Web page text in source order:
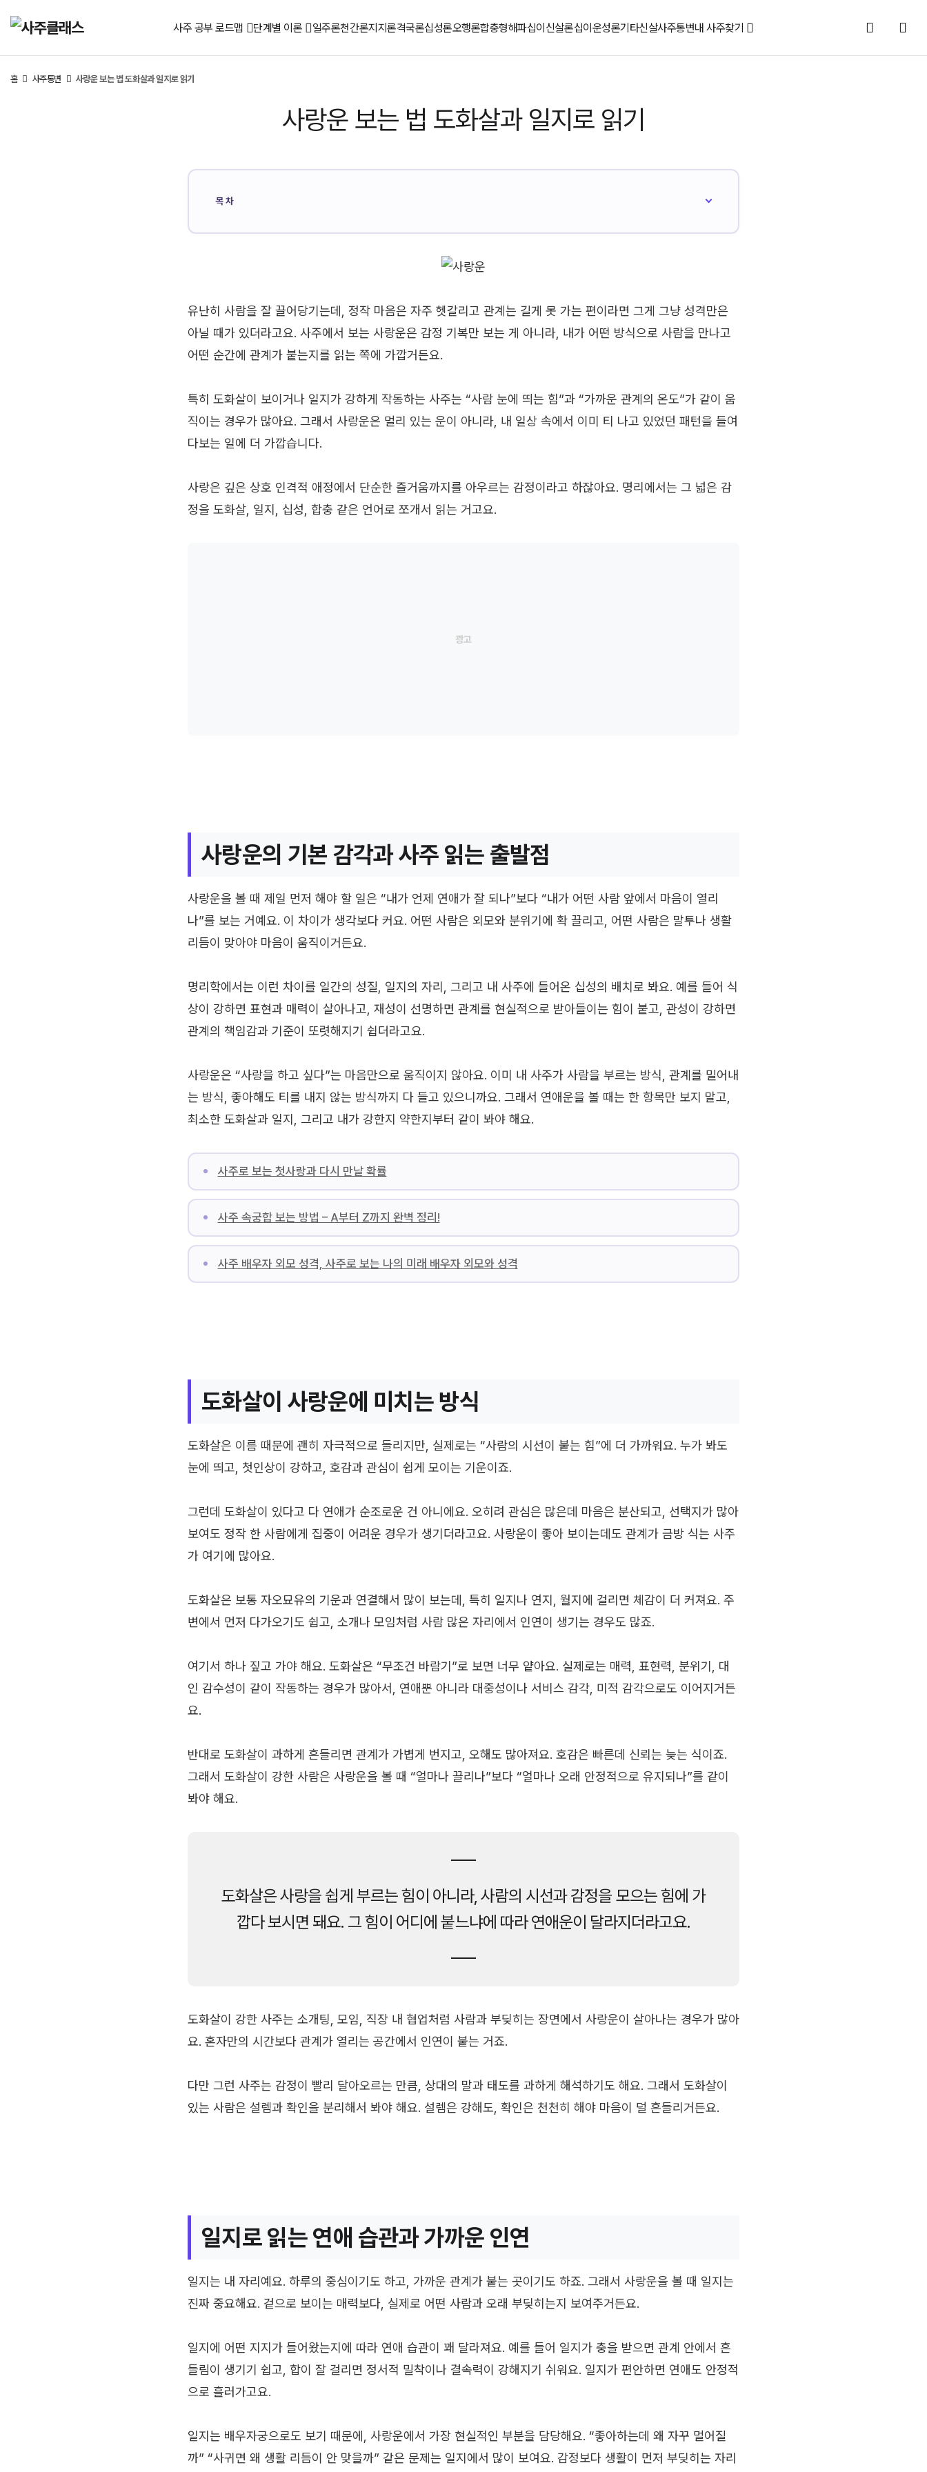
사주 공부 로드맵 단계별 이론 일주론천간론지지론격국론십성론오행론합충형해파십이신살론십이운성론기타신살사주통변내 사주찾기
홈 사주통변 사랑운 보는 법 도화살과 일지로 읽기
사랑운 보는 법 도화살과 일지로 읽기
목차
유난히 사람을 잘 끌어당기는데, 정작 마음은 자주 헷갈리고 관계는 길게 못 가는 편이라면 그게 그냥 성격만은
아닐 때가 있더라고요. 사주에서 보는 사랑운은 감정 기복만 보는 게 아니라, 내가 어떤 방식으로 사람을 만나고
어떤 순간에 관계가 붙는지를 읽는 쪽에 가깝거든요.
특히 도화살이 보이거나 일지가 강하게 작동하는 사주는 “사람 눈에 띄는 힘”과 “가까운 관계의 온도”가 같이 움
직이는 경우가 많아요. 그래서 사랑운은 멀리 있는 운이 아니라, 내 일상 속에서 이미 티 나고 있었던 패턴을 들여
다보는 일에 더 가깝습니다.
사랑은 깊은 상호 인격적 애정에서 단순한 즐거움까지를 아우르는 감정이라고 하잖아요. 명리에서는 그 넓은 감
정을 도화살, 일지, 십성, 합충 같은 언어로 쪼개서 읽는 거고요.
사랑운의 기본 감각과 사주 읽는 출발점
사랑운을 볼 때 제일 먼저 해야 할 일은 “내가 언제 연애가 잘 되나”보다 “내가 어떤 사람 앞에서 마음이 열리
나”를 보는 거예요. 이 차이가 생각보다 커요. 어떤 사람은 외모와 분위기에 확 끌리고, 어떤 사람은 말투나 생활
리듬이 맞아야 마음이 움직이거든요.
명리학에서는 이런 차이를 일간의 성질, 일지의 자리, 그리고 내 사주에 들어온 십성의 배치로 봐요. 예를 들어 식
상이 강하면 표현과 매력이 살아나고, 재성이 선명하면 관계를 현실적으로 받아들이는 힘이 붙고, 관성이 강하면
관계의 책임감과 기준이 또렷해지기 쉽더라고요.
사랑운은 “사랑을 하고 싶다”는 마음만으로 움직이지 않아요. 이미 내 사주가 사람을 부르는 방식, 관계를 밀어내
는 방식, 좋아해도 티를 내지 않는 방식까지 다 들고 있으니까요. 그래서 연애운을 볼 때는 한 항목만 보지 말고,
최소한 도화살과 일지, 그리고 내가 강한지 약한지부터 같이 봐야 해요.
사주로 보는 첫사랑과 다시 만날 확률
사주 속궁합 보는 방법 – A부터 Z까지 완벽 정리!
사주 배우자 외모 성격, 사주로 보는 나의 미래 배우자 외모와 성격
도화살이 사랑운에 미치는 방식
도화살은 이름 때문에 괜히 자극적으로 들리지만, 실제로는 “사람의 시선이 붙는 힘”에 더 가까워요. 누가 봐도
눈에 띄고, 첫인상이 강하고, 호감과 관심이 쉽게 모이는 기운이죠.
그런데 도화살이 있다고 다 연애가 순조로운 건 아니에요. 오히려 관심은 많은데 마음은 분산되고, 선택지가 많아
보여도 정작 한 사람에게 집중이 어려운 경우가 생기더라고요. 사랑운이 좋아 보이는데도 관계가 금방 식는 사주
가 여기에 많아요.
도화살은 보통 자오묘유의 기운과 연결해서 많이 보는데, 특히 일지나 연지, 월지에 걸리면 체감이 더 커져요. 주
변에서 먼저 다가오기도 쉽고, 소개나 모임처럼 사람 많은 자리에서 인연이 생기는 경우도 많죠.
여기서 하나 짚고 가야 해요. 도화살은 “무조건 바람기”로 보면 너무 얕아요. 실제로는 매력, 표현력, 분위기, 대
인 감수성이 같이 작동하는 경우가 많아서, 연애뿐 아니라 대중성이나 서비스 감각, 미적 감각으로도 이어지거든
요.
반대로 도화살이 과하게 흔들리면 관계가 가볍게 번지고, 오해도 많아져요. 호감은 빠른데 신뢰는 늦는 식이죠.
그래서 도화살이 강한 사람은 사랑운을 볼 때 “얼마나 끌리나”보다 “얼마나 오래 안정적으로 유지되나”를 같이
봐야 해요.
도화살은 사랑을 쉽게 부르는 힘이 아니라, 사람의 시선과 감정을 모으는 힘에 가
깝다 보시면 돼요. 그 힘이 어디에 붙느냐에 따라 연애운이 달라지더라고요.
도화살이 강한 사주는 소개팅, 모임, 직장 내 협업처럼 사람과 부딪히는 장면에서 사랑운이 살아나는 경우가 많아
요. 혼자만의 시간보다 관계가 열리는 공간에서 인연이 붙는 거죠.
다만 그런 사주는 감정이 빨리 달아오르는 만큼, 상대의 말과 태도를 과하게 해석하기도 해요. 그래서 도화살이
있는 사람은 설렘과 확인을 분리해서 봐야 해요. 설렘은 강해도, 확인은 천천히 해야 마음이 덜 흔들리거든요.
일지로 읽는 연애 습관과 가까운 인연
일지는 내 자리예요. 하루의 중심이기도 하고, 가까운 관계가 붙는 곳이기도 하죠. 그래서 사랑운을 볼 때 일지는
진짜 중요해요. 겉으로 보이는 매력보다, 실제로 어떤 사람과 오래 부딪히는지 보여주거든요.
일지에 어떤 지지가 들어왔는지에 따라 연애 습관이 꽤 달라져요. 예를 들어 일지가 충을 받으면 관계 안에서 흔
들림이 생기기 쉽고, 합이 잘 걸리면 정서적 밀착이나 결속력이 강해지기 쉬워요. 일지가 편안하면 연애도 안정적
으로 흘러가고요.
일지는 배우자궁으로도 보기 때문에, 사랑운에서 가장 현실적인 부분을 담당해요. “좋아하는데 왜 자꾸 멀어질
까” “사귀면 왜 생활 리듬이 안 맞을까” 같은 문제는 일지에서 많이 보여요. 감정보다 생활이 먼저 부딪히는 자리